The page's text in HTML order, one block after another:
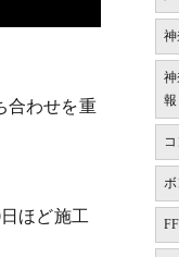
合わせを重
ほど施工
報
ボ